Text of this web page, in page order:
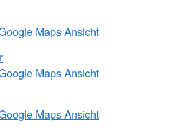
Maps Ansicht
Maps Ansicht
Maps Ansicht